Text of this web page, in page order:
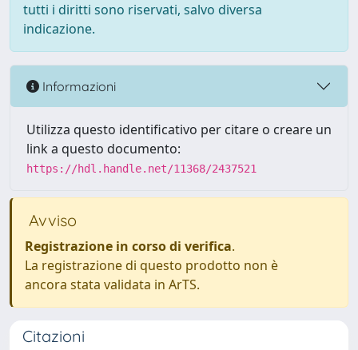
tutti i diritti sono riservati, salvo diversa
indicazione.
Informazioni
Utilizza questo identificativo per citare o creare un
link a questo documento:
https://hdl.handle.net/11368/2437521
Avviso
Registrazione in corso di verifica.
La registrazione di questo prodotto non è
ancora stata validata in ArTS.
Citazioni